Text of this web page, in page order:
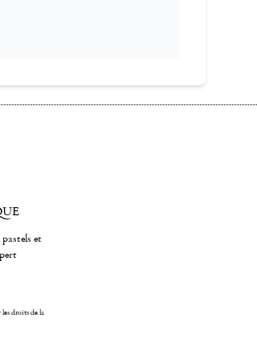
et
les droits de la